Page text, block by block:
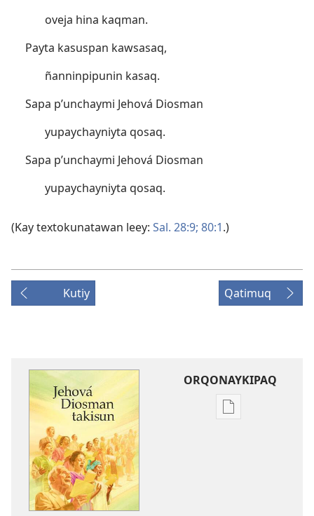
oveja hina kaqman.
Payta kasuspan kawsasaq,
ñanninpipunin kasaq.
Sapa p’unchaymi Jehová Diosman
yupaychayniyta qosaq.
Sapa p’unchaymi Jehová Diosman
yupaychayniyta qosaq.
(Kay textokunatawan leey: Sal. 28:9; 80:1.)
Kutiy Qatimuq
ORQONAYKIPAQ
Kaypi